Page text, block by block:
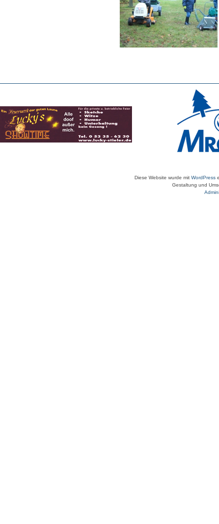
Diese Website wurde mit WordPress
Gestaltung und